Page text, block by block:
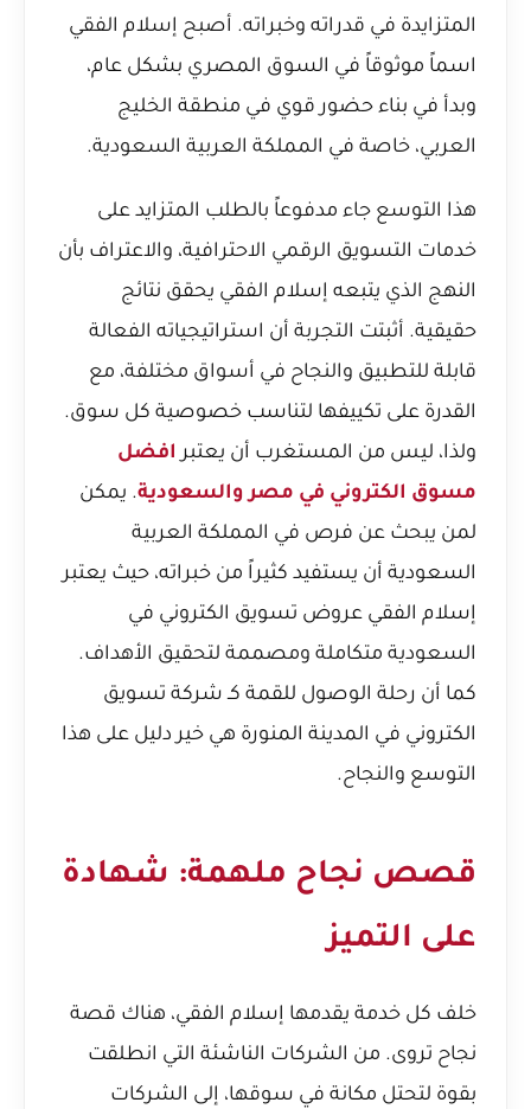
المتزايدة في قدراته وخبراته. أصبح إسلام الفقي
اسماً موثوقاً في السوق المصري بشكل عام،
وبدأ في بناء حضور قوي في منطقة الخليج
العربي، خاصة في المملكة العربية السعودية.
هذا التوسع جاء مدفوعاً بالطلب المتزايد على
خدمات التسويق الرقمي الاحترافية، والاعتراف بأن
النهج الذي يتبعه إسلام الفقي يحقق نتائج
حقيقية. أثبتت التجربة أن استراتيجياته الفعالة
قابلة للتطبيق والنجاح في أسواق مختلفة، مع
القدرة على تكييفها لتناسب خصوصية كل سوق.
ولذا، ليس من المستغرب أن يعتبر افضل
مسوق الكتروني في مصر والسعودية. يمكن
لمن يبحث عن فرص في المملكة العربية
السعودية أن يستفيد كثيراً من خبراته، حيث يعتبر
إسلام الفقي عروض تسويق الكتروني في
السعودية متكاملة ومصممة لتحقيق الأهداف.
كما أن رحلة الوصول للقمة كـ شركة تسويق
الكتروني في المدينة المنورة هي خير دليل على هذا
التوسع والنجاح.
قصص نجاح ملهمة: شهادة
على التميز
خلف كل خدمة يقدمها إسلام الفقي، هناك قصة
نجاح تروى. من الشركات الناشئة التي انطلقت
بقوة لتحتل مكانة في سوقها، إلى الشركات